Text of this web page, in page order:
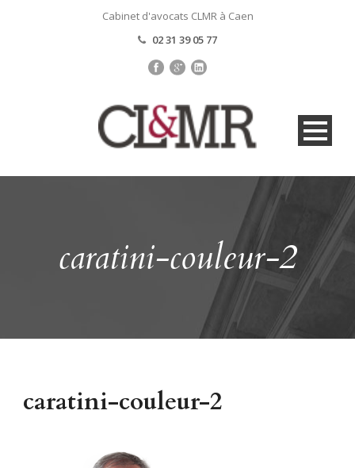
Cabinet d'avocats CLMR à Caen
02 31 39 05 77
caratini-couleur-2
caratini-couleur-2